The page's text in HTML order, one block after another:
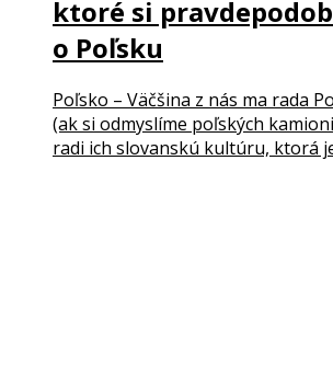
ktoré si
o Poľsku
Poľsko – Väčšina z nás ma rada
(ak si odmyslíme poľských
radi ich slovanskú kultúru, ktorá